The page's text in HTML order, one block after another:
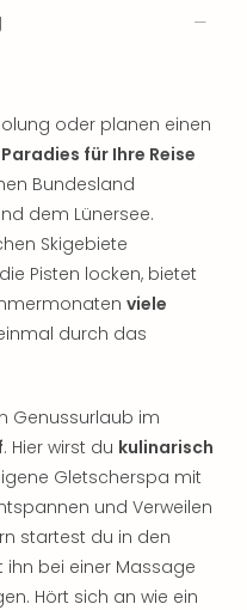
oder planen einen
Paradies für Ihre Reise
Bundesland
dem Lünersee.
Skigebiete
Pisten locken, bietet
viele
durch das
Genussurlaub im
. Hier wirst du kulinarisch
Gletscherspa mit
und Verweilen
startest du in den
bei einer Massage
Hört sich an wie ein